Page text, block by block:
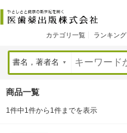
カテゴリ一覧 ランキング
商品一覧
1件中1件から1件までを表示